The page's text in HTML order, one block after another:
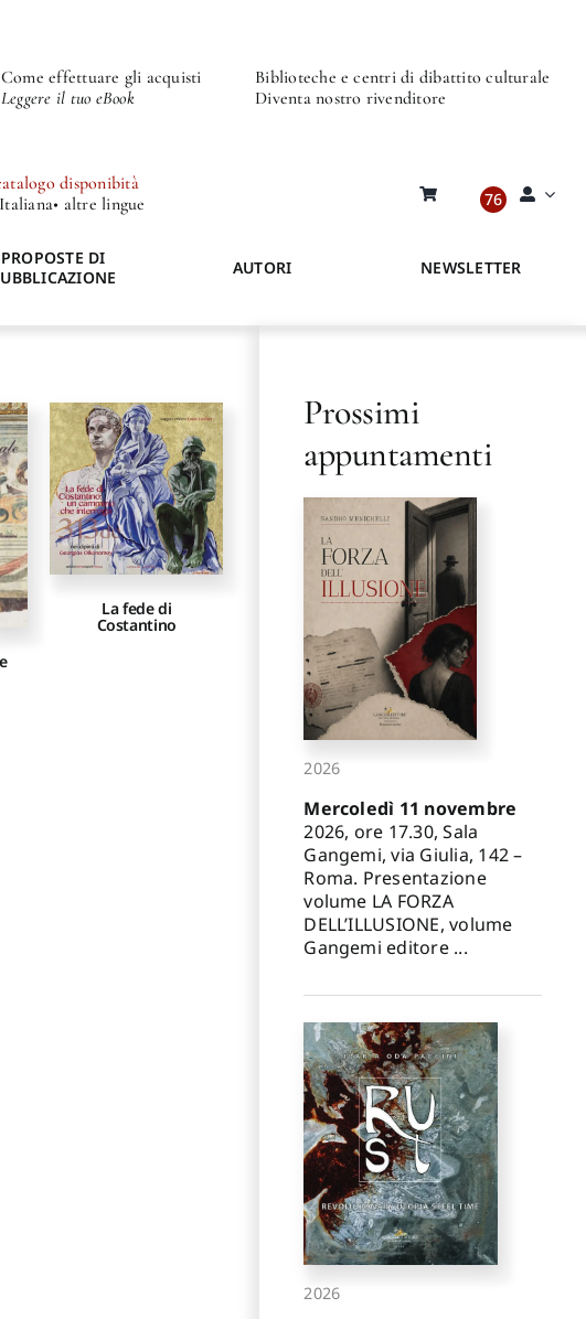
Come effettuare gli acquisti
Leggere il tuo eBook
Biblioteche e centri di dibattito culturale
Diventa nostro rivenditore
disponibità
• altre lingue 76
PROPOSTE DI
AUTORI NEWSLETTER
La fede di
Costantino
Prossimi
appuntamenti
2026
Mercoledì 11 novembre
2026, ore 17.30, Sala
Gangemi, via Giulia, 142 –
Roma. Presentazione
volume LA FORZA
DELL’ILLUSIONE, volume
Gangemi editore ...
2026